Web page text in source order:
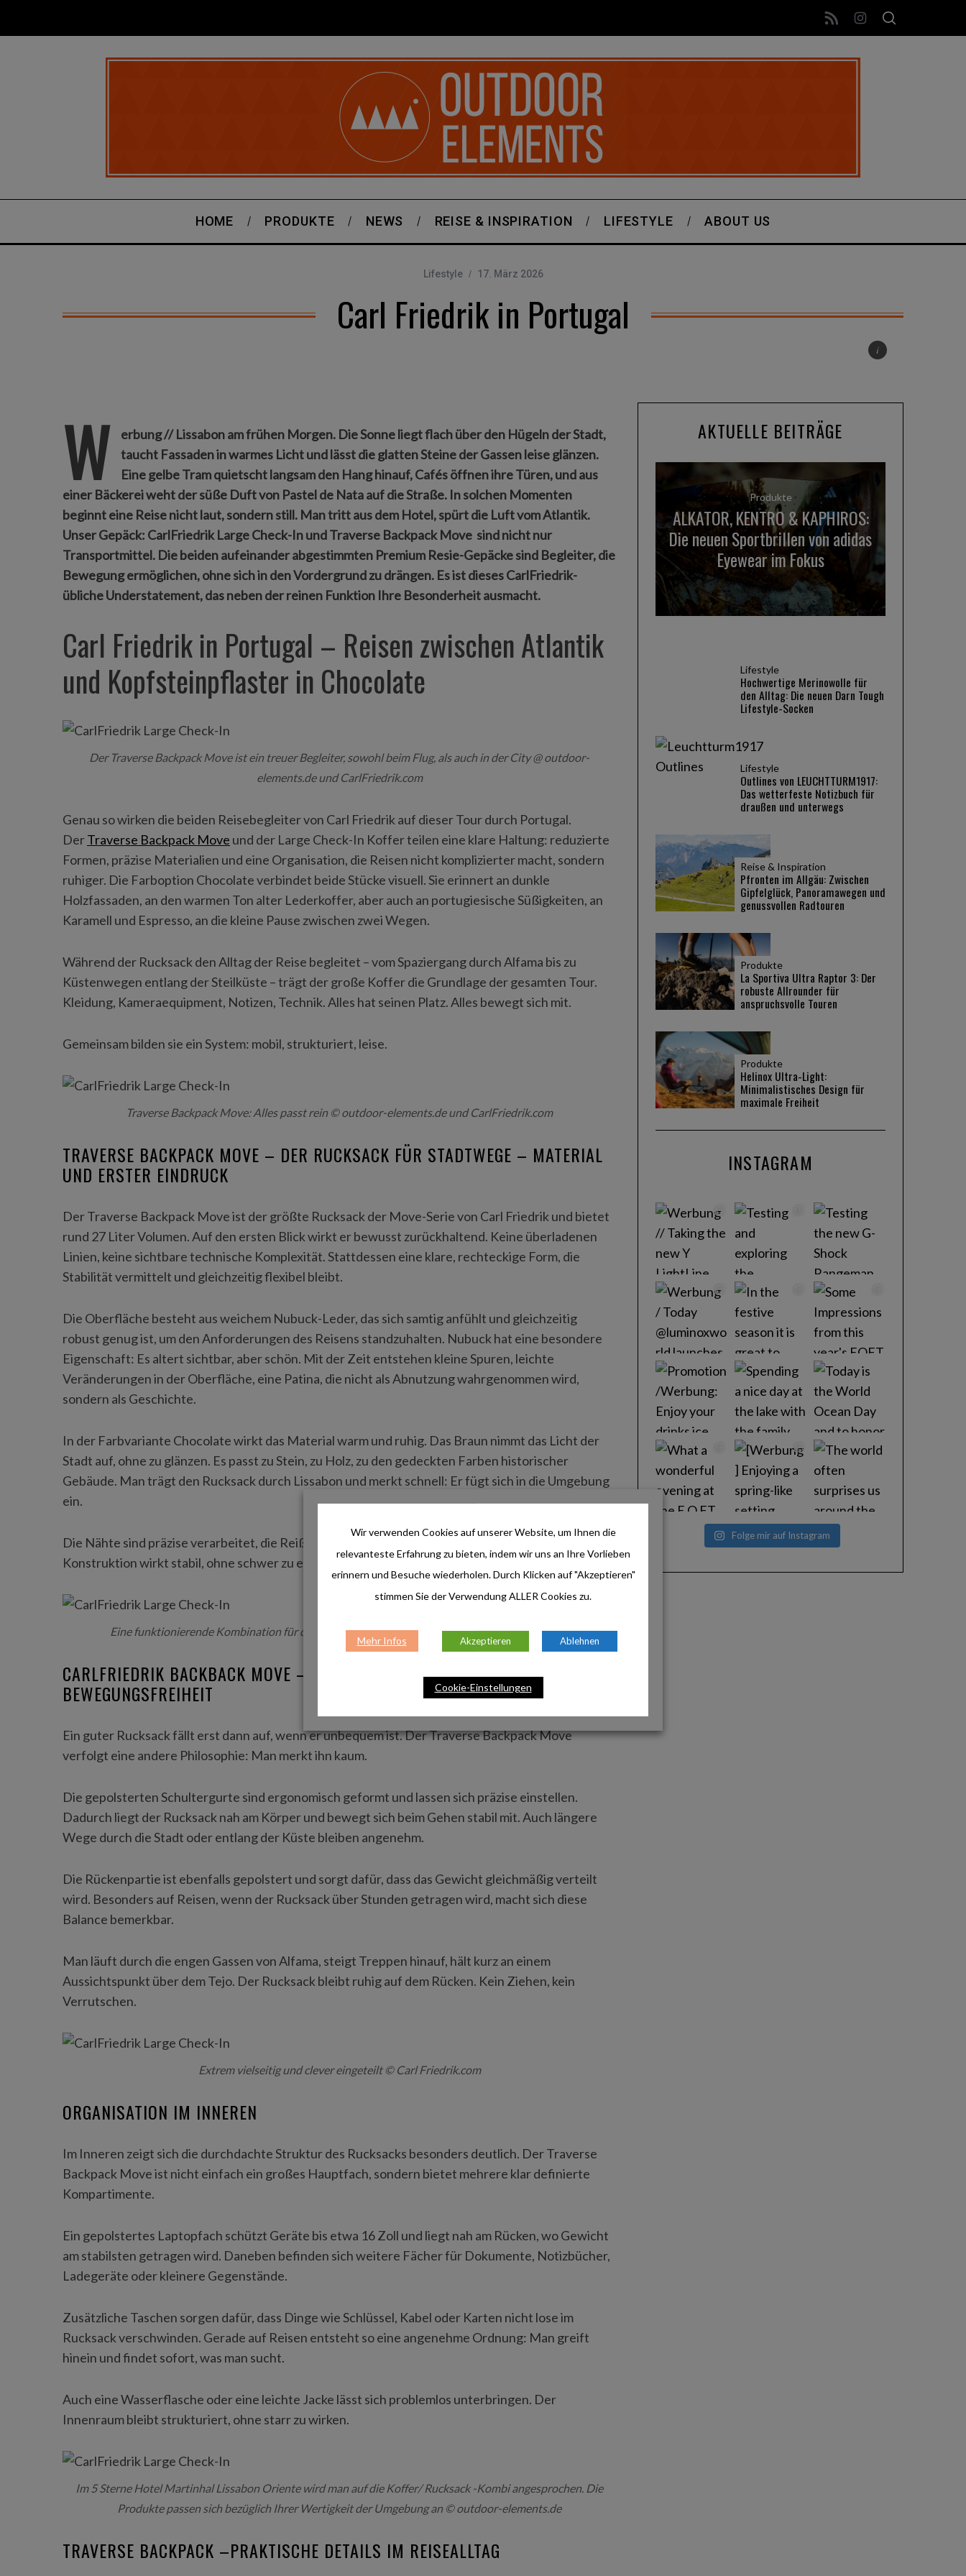
HOME PRODUKTE NEWS REISE & INSPIRATION LIFESTYLE ABOUT US
Lifestyle 17. März 2026
Carl Friedrik in Portugal
W
erbung // Lissabon am frühen Morgen. Die Sonne liegt flach über den Hügeln der Stadt,
taucht Fassaden in warmes Licht und lässt die glatten Steine der Gassen leise glänzen.
Eine gelbe Tram quietscht langsam den Hang hinauf, Cafés öffnen ihre Türen, und aus
einer Bäckerei weht der süße Duft von Pastel de Nata auf die Straße. In solchen Momenten
beginnt eine Reise nicht laut, sondern still. Man tritt aus dem Hotel, spürt die Luft vom Atlantik.
Unser Gepäck: CarlFriedrik Large Check-In und Traverse Backpack Move sind nicht nur
Transportmittel. Die beiden aufeinander abgestimmten Premium Resie-Gepäcke sind Begleiter, die
Bewegung ermöglichen, ohne sich in den Vordergrund zu drängen. Es ist dieses CarlFriedrik-
übliche Understatement, das neben der reinen Funktion Ihre Besonderheit ausmacht.
Carl Friedrik in Portugal – Reisen zwischen Atlantik
und Kopfsteinpflaster in Chocolate
Der Traverse Backpack Move ist ein treuer Begleiter, sowohl beim Flug, als auch in der City @ outdoor-
elements.de und CarlFriedrik.com
Genau so wirken die beiden Reisebegleiter von Carl Friedrik auf dieser Tour durch Portugal.
DerTraverse Backpack Move und der Large Check-In Koffer teilen eine klare Haltung: reduzierte
Formen, präzise Materialien und eine Organisation, die Reisen nicht komplizierter macht, sondern
ruhiger. Die Farboption Chocolate verbindet beide Stücke visuell. Sie erinnert an dunkle
Holzfassaden, an den warmen Ton alter Lederkoffer, aber auch an portugiesische Süßigkeiten, an
Karamell und Espresso, an die kleine Pause zwischen zwei Wegen.
Während der Rucksack den Alltag der Reise begleitet – vom Spaziergang durch Alfama bis zu
Küstenwegen entlang der Steilküste – trägt der große Koffer die Grundlage der gesamten Tour.
Kleidung, Kameraequipment, Notizen, Technik. Alles hat seinen Platz. Alles bewegt sich mit.
Gemeinsam bilden sie ein System: mobil, strukturiert, leise.
Traverse Backpack Move: Alles passt rein © outdoor-elements.de und CarlFriedrik.com
TRAVERSE BACKPACK MOVE – DER RUCKSACK FÜR STADTWEGE – MATERIAL
UND ERSTER EINDRUCK
Der Traverse Backpack Move ist der größte Rucksack der Move-Serie von Carl Friedrik und bietet
rund 27 Liter Volumen. Auf den ersten Blick wirkt er bewusst zurückhaltend. Keine überladenen
Linien, keine sichtbare technische Komplexität. Stattdessen eine klare, rechteckige Form, die
Stabilität vermittelt und gleichzeitig flexibel bleibt.
Die Oberfläche besteht aus weichem Nubuck-Leder, das sich samtig anfühlt und gleichzeitig
robust genug ist, um den Anforderungen des Reisens standzuhalten. Nubuck hat eine besondere
Eigenschaft: Es altert sichtbar, aber schön. Mit der Zeit entstehen kleine Spuren, leichte
Veränderungen in der Oberfläche, eine Patina, die nicht als Abnutzung wahrgenommen wird,
sondern als Geschichte.
In der Farbvariante Chocolate wirkt das Material warm und ruhig. Das Braun nimmt das Licht der
Stadt auf, ohne zu glänzen. Es passt zu Stein, zu Holz, zu den gedeckten Farben historischer
Gebäude. Man trägt den Rucksack durch Lissabon und merkt schnell: Er fügt sich in die Umgebung
ein.
Die Nähte sind präzise verarbeitet, die Reißverschlüsse laufen ruhig und zuverlässig. Die gesamte
Konstruktion wirkt stabil, ohne schwer zu erscheinen.
Eine funktionierende Kombination für die Reise © outdoor-elements.de und CarlFriedrik.com
CARLFRIEDRIK BACKBACK MOVE – TRAGEKOMFORT UND
BEWEGUNGSFREIHEIT
Ein guter Rucksack fällt erst dann auf, wenn er unbequem ist. Der Traverse Backpack Move
verfolgt eine andere Philosophie: Man merkt ihn kaum.
Die gepolsterten Schultergurte sind ergonomisch geformt und lassen sich präzise einstellen.
Dadurch liegt der Rucksack nah am Körper und bewegt sich beim Gehen stabil mit. Auch längere
Wege durch die Stadt oder entlang der Küste bleiben angenehm.
Die Rückenpartie ist ebenfalls gepolstert und sorgt dafür, dass das Gewicht gleichmäßig verteilt
wird. Besonders auf Reisen, wenn der Rucksack über Stunden getragen wird, macht sich diese
Balance bemerkbar.
Man läuft durch die engen Gassen von Alfama, steigt Treppen hinauf, hält kurz an einem
Aussichtspunkt über dem Tejo. Der Rucksack bleibt ruhig auf dem Rücken. Kein Ziehen, kein
Verrutschen.
Extrem vielseitig und clever eingeteilt © Carl Friedrik.com
ORGANISATION IM INNEREN
Im Inneren zeigt sich die durchdachte Struktur des Rucksacks besonders deutlich. Der Traverse
Backpack Move ist nicht einfach ein großes Hauptfach, sondern bietet mehrere klar definierte
Kompartimente.
Ein gepolstertes Laptopfach schützt Geräte bis etwa 16 Zoll und liegt nah am Rücken, wo Gewicht
am stabilsten getragen wird. Daneben befinden sich weitere Fächer für Dokumente, Notizbücher,
Ladegeräte oder kleinere Gegenstände.
Zusätzliche Taschen sorgen dafür, dass Dinge wie Schlüssel, Kabel oder Karten nicht lose im
Rucksack verschwinden. Gerade auf Reisen entsteht so eine angenehme Ordnung: Man greift
hinein und findet sofort, was man sucht.
Auch eine Wasserflasche oder eine leichte Jacke lässt sich problemlos unterbringen. Der
Innenraum bleibt strukturiert, ohne starr zu wirken.
Im 5 Sterne Hotel Martinhal Lissabon Oriente wird man auf die Koffer/ Rucksack -Kombi angesprochen. Die
Produkte passen sich bezüglich Ihrer Wertigkeit der Umgebung an © outdoor-elements.de
TRAVERSE BACKPACK –PRAKTISCHE DETAILS IM REISEALLTAG
AKTUELLE BEITRÄGE
Produkte
ALKATOR, KENTRO & KAPHIROS:
Die neuen Sportbrillen von adidas
Eyewear im Fokus
Lifestyle
Hochwertige Merinowolle für
den Alltag: Die neuen Darn Tough
Lifestyle-Socken
Lifestyle
Outlines von LEUCHTTURM1917:
Das wetterfeste Notizbuch für
draußen und unterwegs
Reise & Inspiration
Pfronten im Allgäu: Zwischen
Gipfelglück, Panoramawegen und
genussvollen Radtouren
Produkte
La Sportiva Ultra Raptor 3: Der
robuste Allrounder für
anspruchsvolle Touren
Produkte
Helinox Ultra-Light:
Minimalistisches Design für
maximale Freiheit
INSTAGRAM
Folge mir auf Instagram
S
e
h
f
r
Wir verwenden Cookies auf unserer Website, um Ihnen die
relevanteste Erfahrung zu bieten, indem wir uns an Ihre Vorlieben
erinnern und Besuche wiederholen. Durch Klicken auf "Akzeptieren"
stimmen Sie der Verwendung ALLER Cookies zu.
Mehr Infos Akzeptieren Ablehnen
Cookie-Einstellungen